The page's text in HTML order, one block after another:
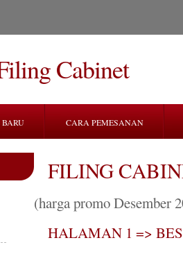
Cabinet
CARA PEMESANAN
FILING
(harga promo Desember
HALAMAN 1 =>